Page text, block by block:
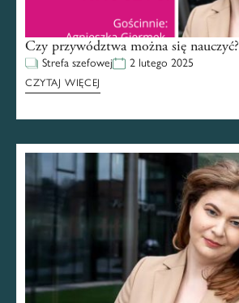
Czy przywództwa można się nauczyć?
Strefa szefowej 2 lutego 2025
CZYTAJ WIĘCEJ